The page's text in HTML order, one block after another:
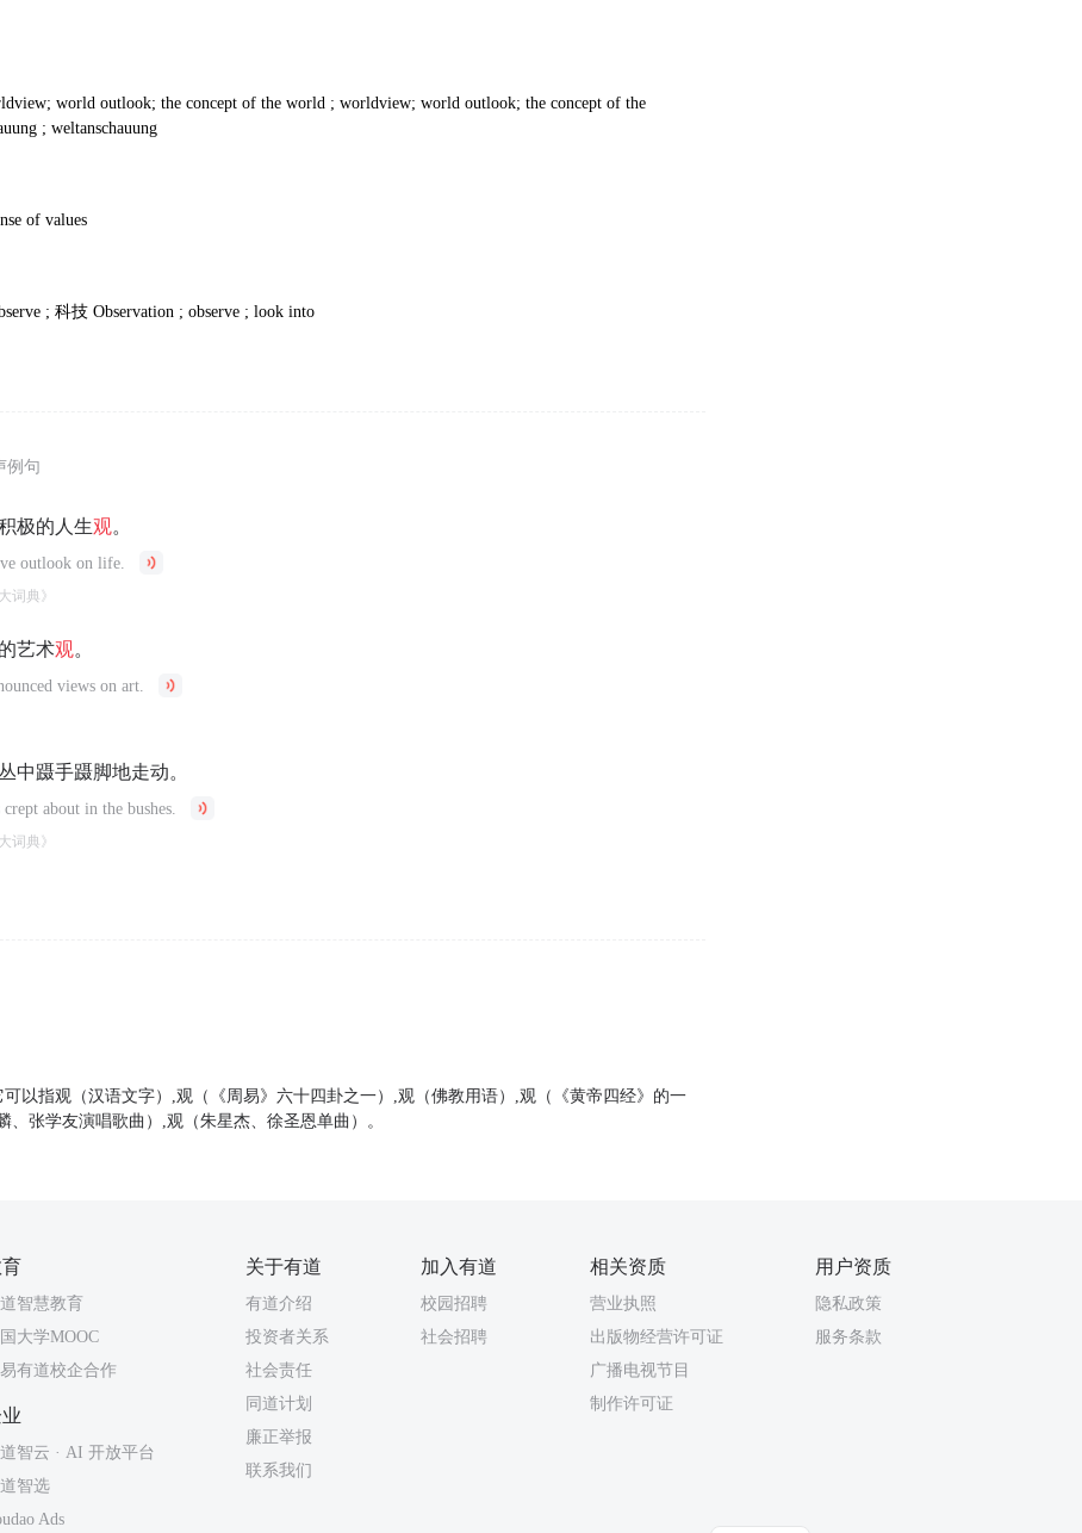
world outlook; the concept of the world ; worldview; world outlook; the concept of the
; weltanschauung
of values
;科技Observation ; observe ; look into
例句
极的人生观。
outlook on life.
词典》
艺术观。
views on art.
中蹑手蹑脚地走动。
about in the bushes.
词典》
以指观（汉语文字）,观（《周易》六十四卦之一）,观（佛教用语）,观（《黄帝四经》的一
、张学友演唱歌曲）,观（朱星杰、徐圣恩单曲）。
智慧教育
大学MOOC
有道校企合作
关于有道
有道介绍
投资者关系
社会责任
同道计划
廉正举报
联系我们
加入有道
校园招聘
社会招聘
相关资质
营业执照
出版物经营许可证
广播电视节目
制作许可证
用户资质
隐私政策
服务条款
智云 · AI 开放平台
智选
Ads